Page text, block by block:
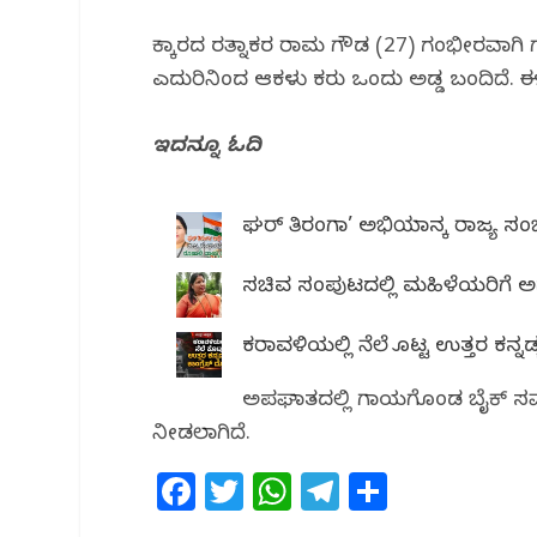
o
o
p
p
m
ಕೆಕ್ಕಾರದ ರತ್ನಾಕರ ರಾಮ ಗೌಡ (27)
ಎದುರಿನಿಂದ ಆಕಳು ಕರು ಒಂದು ಅಡ್ಡ ಬಂದಿದೆ. ಈ
ಇದನ್ನೂ ಓದಿ
ಘರ್ ತಿರಂಗಾ’ ಅಭಿಯಾನಕ್ಕೆ ರಾಜ್ಯ
ಸಚಿವ ಸಂಪುಟದಲ್ಲಿ ಮಹಿಳೆಯರಿಗೆ
ಕರಾವಳಿಯಲ್ಲಿ ನೆಲೆ ಕೊಟ್ಟ ಉತ್ತರ
ಅಪಘಾತದಲ್ಲಿ ಗಾಯಗೊಂಡ ಬೈಕ್
ನೀಡಲಾಗಿದೆ‌.
F T W T